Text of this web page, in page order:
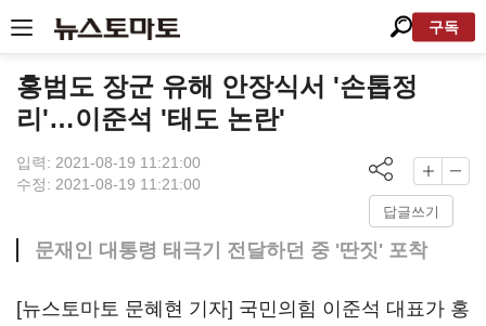
구독
홍범도 장군 유해 안장식서 '손톱정
리'…이준석 '태도 논란'
입력: 2021-08-19 11:21:00
수정: 2021-08-19 11:21:00
답글쓰기
문재인 대통령 태극기 전달하던 중 '딴짓' 포착
[뉴스토마토 문혜현 기자] 국민의힘 이준석 대표가 홍